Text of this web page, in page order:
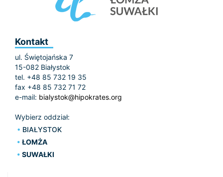
Kontakt
ul. Świętojańska 7
15-082 Białystok
tel. +48 85 732 19 35
fax +48 85 732 71 72
e-mail: bialystok@hipokrates.org
Wybierz oddział:
BIAŁYSTOK
ŁOMŻA
SUWAŁKI